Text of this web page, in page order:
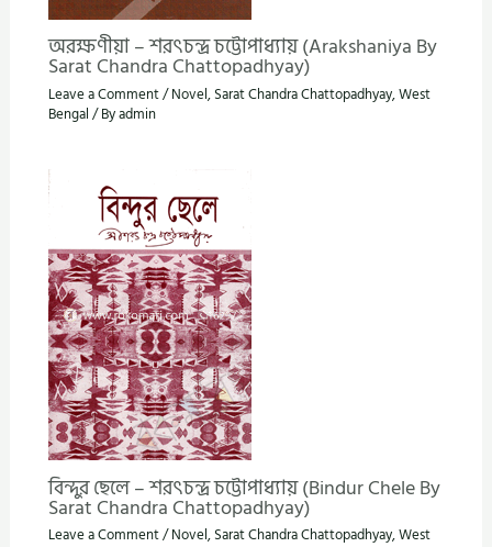
অরক্ষণীয়া – শরৎচন্দ্র চট্টোপাধ্যায় (Arakshaniya By
Sarat Chandra Chattopadhyay)
Leave a Comment/Novel, Sarat Chandra Chattopadhyay,West
Bengal / Byadmin
বিন্দুর ছেলে – শরৎচন্দ্র চট্টোপাধ্যায় (Bindur Chele By
Sarat Chandra Chattopadhyay)
Leave a Comment/Novel, Sarat Chandra Chattopadhyay,West